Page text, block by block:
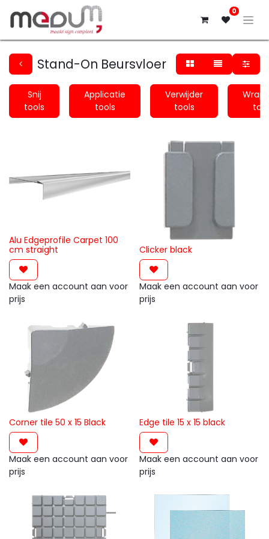
0
Stand-On Beursvloer
Snij
tools
Applicatie
tools
Verwijder
tools
Alu Edgeprofile Carpet 100
cm straight
Maak een account aan voor
prijs
Clicker black
Maak een account aan voor
prijs
Corner tile 50 x 15 Black
Maak een account aan voor
prijs
Edge tile 15 x 15 black
Maak een account aan voor
prijs